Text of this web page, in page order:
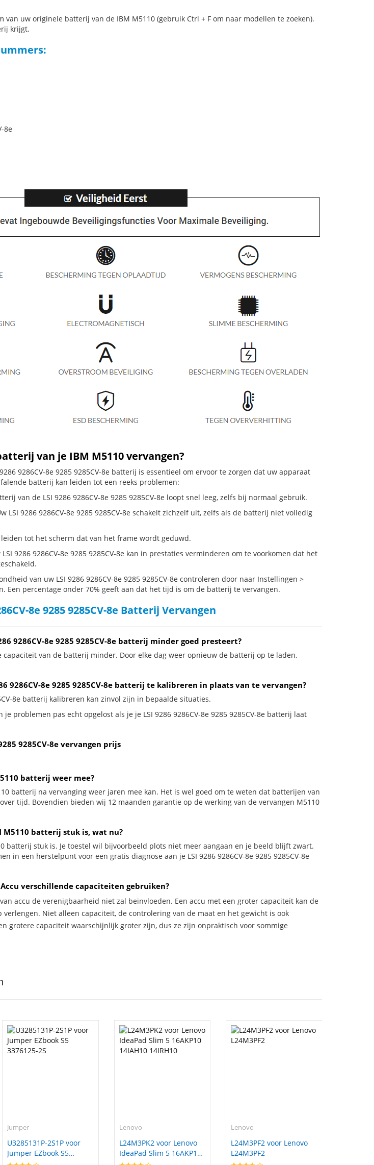
van uw originele batterij van de IBM M5110 (gebruik Ctrl + F om naar modellen te zoeken).
krijgt.
8e
van je IBM M5110 vervangen?
9286CV-8e 9285 9285CV-8e batterij is essentieel om ervoor te zorgen dat uw apparaat
batterij kan leiden tot een reeks problemen:
van de LSI 9286 9286CV-8e 9285 9285CV-8e loopt snel leeg, zelfs bij normaal gebruik.
LSI 9286 9286CV-8e 9285 9285CV-8e schakelt zichzelf uit, zelfs als de batterij niet volledig
tot het scherm dat van het frame wordt geduwd.
9286 9286CV-8e 9285 9285CV-8e kan in prestaties verminderen om te voorkomen dat het
van uw LSI 9286 9286CV-8e 9285 9285CV-8e controleren door naar Instellingen >
Een percentage onder 70% geeft aan dat het tijd is om de batterij te vervangen.
8e 9285 9285CV-8e Batterij Vervangen
9286CV-8e 9285 9285CV-8e batterij minder goed presteert?
van de batterij minder. Door elke dag weer opnieuw de batterij op te laden,
9286CV-8e 9285 9285CV-8e batterij te kalibreren in plaats van te vervangen?
8e batterij kalibreren kan zinvol zijn in bepaalde situaties.
problemen pas echt opgelost als je je LSI 9286 9286CV-8e 9285 9285CV-8e batterij laat
9285CV-8e vervangen prijs
batterij weer mee?
batterij na vervanging weer jaren mee kan. Het is wel goed om te weten dat batterijen van
tijd. Bovendien bieden wij 12 maanden garantie op de werking van de vervangen M5110
batterij stuk is, wat nu?
batterij stuk is. Je toestel wil bijvoorbeeld plots niet meer aangaan en je beeld blijft zwart.
in een herstelpunt voor een gratis diagnose aan je LSI 9286 9286CV-8e 9285 9285CV-8e
verschillende capaciteiten gebruiken?
accu de verenigbaarheid niet zal beïnvloeden. Een accu met een groter capaciteit kan de
Niet alleen capaciteit, de controlering van de maat en het gewicht is ook
grotere capaciteit waarschijnlijk groter zijn, dus ze zijn onpraktisch voor sommige
Jumper
U3285131P-2S1P voor
Jumper EZbook S5
Lenovo
L24M3PK2 voor Lenovo
IdeaPad Slim 5 16AKP10
Lenovo
L24M3PF2 voor Lenovo
L24M3PF2